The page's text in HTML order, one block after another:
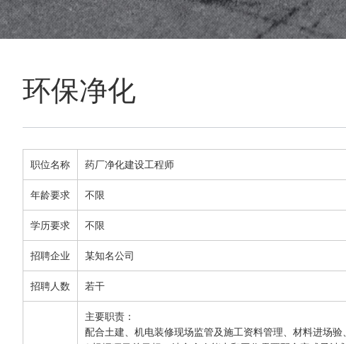
环保净化
职位名称 药厂净化建设工程师
年龄要求 不限
学历要求 不限
招聘企业 某知名公司
招聘人数 若干
主要职责：
配合土建、机电装修现场监管及施工资料管理、材料进场